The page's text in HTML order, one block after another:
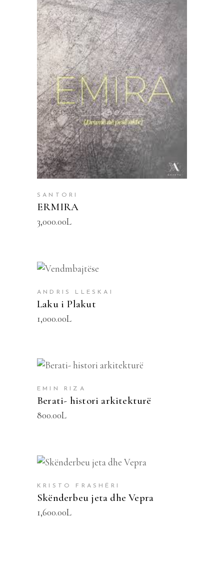
SHTOJE NË SHPORTË
SANTORI
ERMIRA
3,000.00L
SHTOJE NË SHPORTË
ANDRIS LLESKAI
Laku i Plakut
1,000.00L
EMIN RIZA
Berati- histori arkitekturë
800.00L
SHTOJE NË SHPORTË
KRISTO FRASHËRI
Skënderbeu jeta dhe Vepra
1,600.00L